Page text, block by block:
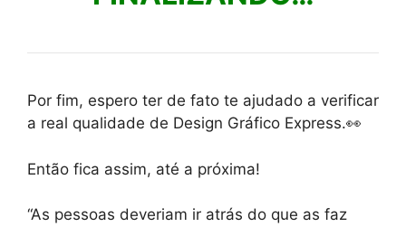
Por fim, espero ter de fato te ajudado a verificar
a real qualidade de Design Gráfico Express.👀
Então fica assim, até a próxima!
“As pessoas deveriam ir atrás do que as faz